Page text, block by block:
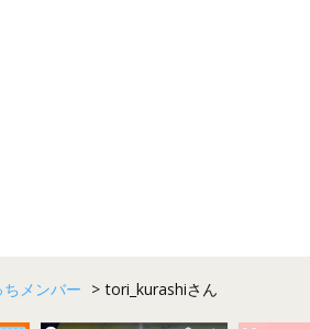
ちメンバー > tori_kurashiさん